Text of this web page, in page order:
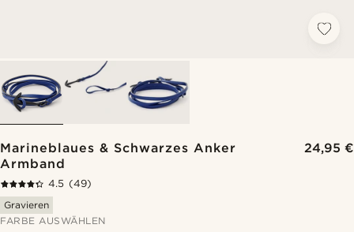
Marineblaues & Schwarzes Anker
Armband
24,95 €
4.5 (49)
Gravieren
FARBE AUSWÄHLEN